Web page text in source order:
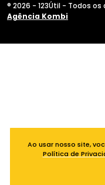
® 2026 - 123Útil - Todos
Agência Kombi
Ao usar nosso site,
Política de